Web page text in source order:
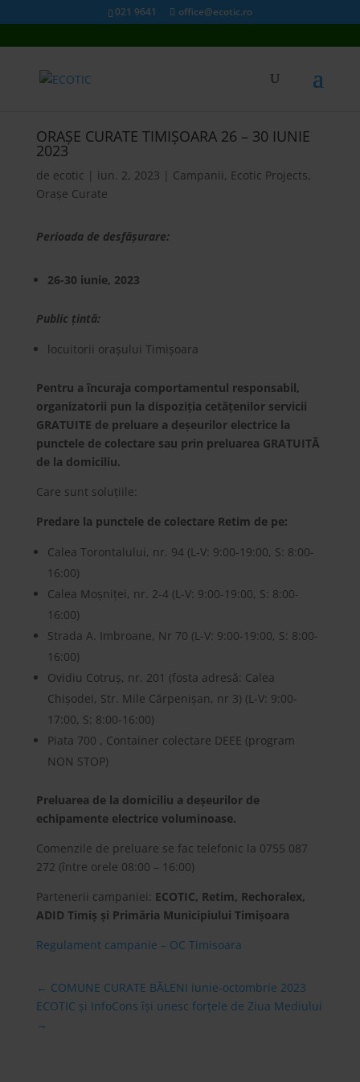
021 9641 office@ecotic.ro
ORAȘE CURATE TIMIȘOARA 26 – 30 IUNIE
2023
de ecotic | iun. 2, 2023 | Campanii, Ecotic Projects,
Orașe Curate
Perioada de desfășurare:
26-30 iunie, 2023
Public țintă:
locuitorii orașului Timișoara
Pentru a încuraja comportamentul responsabil,
organizatorii pun la dispoziția cetățenilor servicii
GRATUITE de preluare a deșeurilor electrice la
punctele de colectare sau prin preluarea GRATUITĂ
de la domiciliu.
Care sunt soluțiile:
Predare la punctele de colectare Retim de pe:
Calea Torontalului, nr. 94 (L-V: 9:00-19:00, S: 8:00-
16:00)
Calea Moșniței, nr. 2-4 (L-V: 9:00-19:00, S: 8:00-
16:00)
Strada A. Imbroane, Nr 70 (L-V: 9:00-19:00, S: 8:00-
16:00)
Ovidiu Cotruș, nr. 201 (fosta adresă: Calea
Chișodei, Str. Mile Cărpenișan, nr 3) (L-V: 9:00-
17:00, S: 8:00-16:00)
Piata 700 , Container colectare DEEE (program
NON STOP)
Preluarea de la domiciliu a deșeurilor de
echipamente electrice voluminoase.
Comenzile de preluare se fac telefonic la 0755 087
272 (între orele 08:00 – 16:00)
Partenerii campaniei: ECOTIC, Retim, Rechoralex,
ADID Timiș și Primăria Municipiului Timișoara
Regulament campanie – OC Timisoara
← COMUNE CURATE BĂLENI iunie-octombrie 2023
ECOTIC și InfoCons își unesc forțele de Ziua Mediului
→